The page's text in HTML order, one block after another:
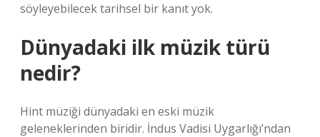
söyleyebilecek tarihsel bir kanıt yok.
Dünyadaki ilk müzik türü
nedir?
Hint müziği dünyadaki en eski müzik
geleneklerinden biridir. İndus Vadisi Uygarlığı’ndan